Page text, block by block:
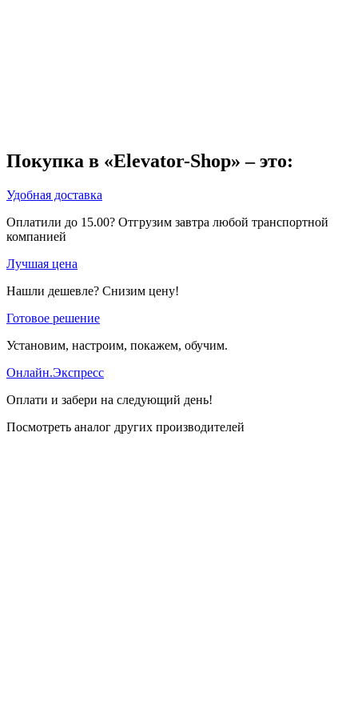
Покупка в «Elevator-Shop» – это:
Удобная доставка
Оплатили до 15.00? Отгрузим завтра любой транспортной
компанией
Лучшая цена
Нашли дешевле? Снизим цену!
Готовое решение
Установим, настроим, покажем, обучим.
Онлайн.Экспресс
Оплати и забери на следующий день!
Посмотреть аналог других производителей